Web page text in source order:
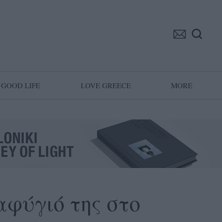
GOOD LIFE LOVE GREECE MORE
της στο